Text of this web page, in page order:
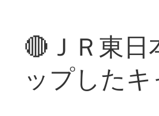
🔴ＪＲ東
ップした